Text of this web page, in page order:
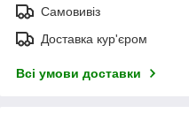
Самовивіз
Доставка кур'єром
Всі умови доставки